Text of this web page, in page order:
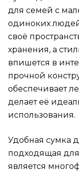
для семей с
одиноких
своё
хранения, а
впишется в
прочной
обеспечивает
делает её
использования.
Удобная сумка
подходящая
является